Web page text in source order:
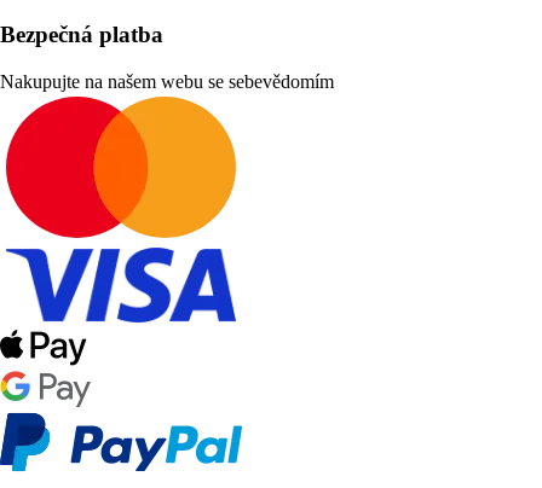
Bezpečná platba
Nakupujte na našem webu se sebevědomím